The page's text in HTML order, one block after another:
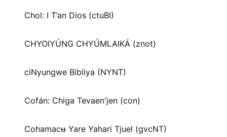
Chol: I T’an Dios (ctuBI)
CHYOIYÚNG CHYÚMLAIKÁ (znot)
ciNyungwe Bibliya (NYNT)
Cofán: Chiga Tevaen'jen (con)
Cohamacʉ Yare Yahari Tjuel (gvcNT)